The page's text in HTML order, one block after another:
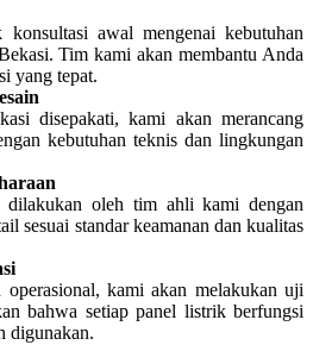
awal mengenai kebutuhan
Tim kami akan membantu Anda
yang tepat.
disepakati, kami akan merancang
kebutuhan teknis dan lingkungan
dilakukan oleh tim ahli kami dengan
sesuai standar keamanan dan kualitas
operasional, kami akan melakukan uji
bahwa setiap panel listrik berfungsi
digunakan.